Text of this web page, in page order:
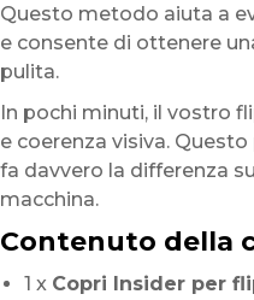
Questo metodo aiuta a
e consente di ottenere
pulita.
In pochi minuti, il vostro
e coerenza visiva.
fa davvero la differenza
macchina.
Contenuto della
1 x Copri Insider per